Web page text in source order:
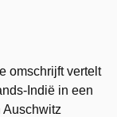
omschrijft vertelt
Indië in een
Auschwitz